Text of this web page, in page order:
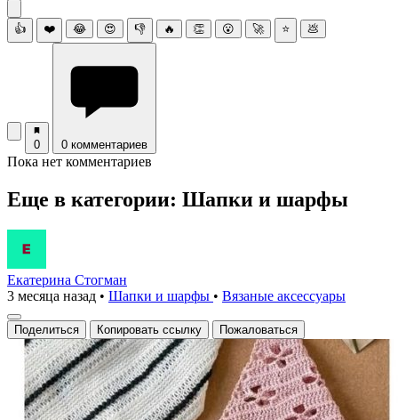
👍 ❤️ 😂 😍 👎 🔥 👏 😮 🚀 ⭐ 💩
0 0 комментариев
Пока нет комментариев
Еще в категории: Шапки и шарфы
Екатерина Стогман
3 месяца назад • Шапки и шарфы • Вязаные аксесcуары
Поделиться Копировать ссылку Пожаловаться